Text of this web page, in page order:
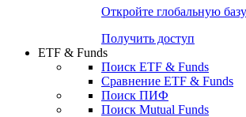
Откройте глобальную
Получить доступ
ETF & Funds
Поиск ETF & Funds
Сравнение ETF & Funds
Поиск ПИФ
Поиск Mutual Funds